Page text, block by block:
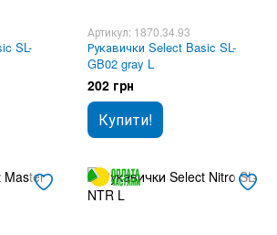
SL-
Артикул: 1870.34.93
Рукавички Select Basic SL-
GB02 gray L
202 грн
Купити!